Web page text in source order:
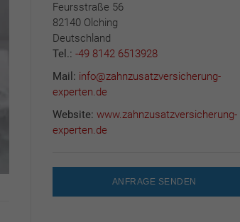
Feursstraße 56
82140 Olching
Deutschland
Tel.: -49 8142 6513928
Mail: info@zahnzusatzversicherung-
experten.de
Website: www.zahnzusatzversicherung-
experten.de
ANFRAGE SENDEN